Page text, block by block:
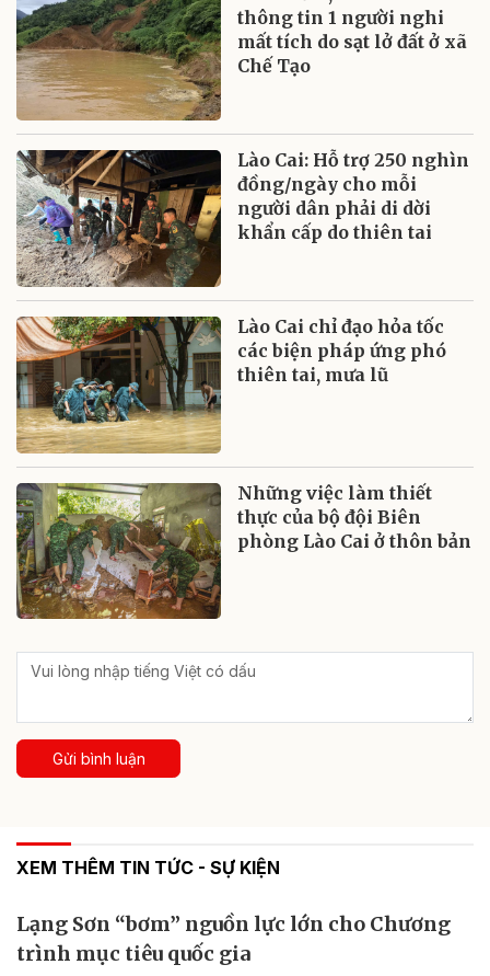
thông tin 1 người nghi
mất tích do sạt lở đất ở xã
Chế Tạo
Lào Cai: Hỗ trợ 250 nghìn
đồng/ngày cho mỗi
người dân phải di dời
khẩn cấp do thiên tai
Lào Cai chỉ đạo hỏa tốc
các biện pháp ứng phó
thiên tai, mưa lũ
Những việc làm thiết
thực của bộ đội Biên
phòng Lào Cai ở thôn bản
Gửi bình luận
XEM THÊM TIN TỨC - SỰ KIỆN
Lạng Sơn “bơm” nguồn lực lớn cho Chương
trình mục tiêu quốc gia